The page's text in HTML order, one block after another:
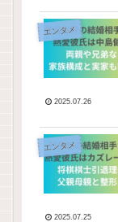
エンタメ
2025.07.26
エンタメ
2025.07.25